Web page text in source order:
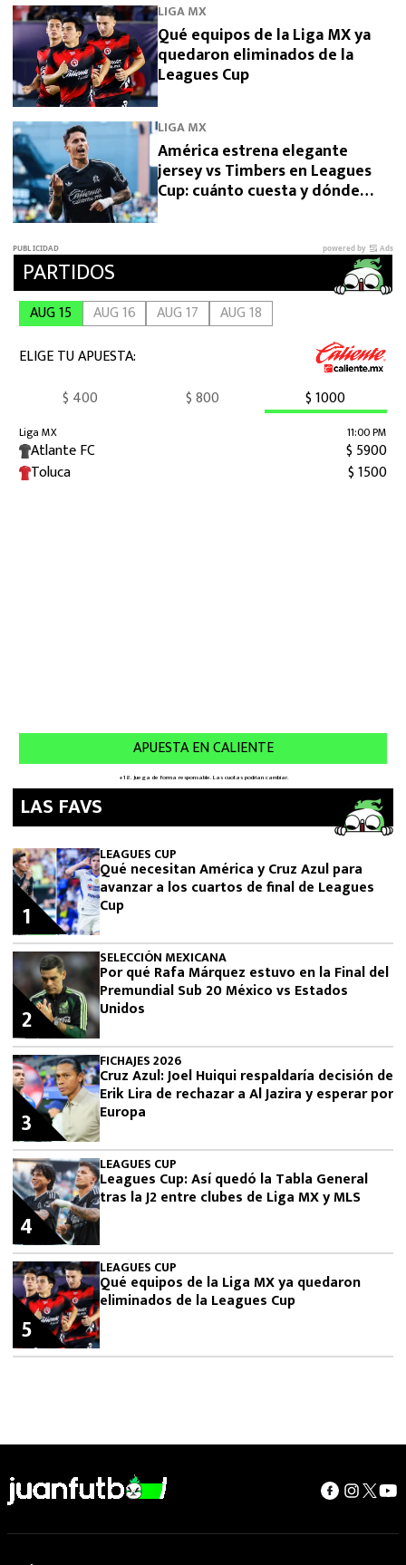
LIGA MX
Qué equipos de la Liga MX ya
quedaron eliminados de la
Leagues Cup
LIGA MX
América estrena elegante
jersey vs Timbers en Leagues
Cup: cuánto cuesta y dónde
LAS FAVS
LEAGUES CUP
Qué necesitan América y Cruz Azul para
avanzar a los cuartos de final de Leagues
Cup
1
SELECCIÓN MEXICANA
Por qué Rafa Márquez estuvo en la Final del
Premundial Sub 20 México vs Estados
Unidos
2
FICHAJES 2026
Cruz Azul: Joel Huiqui respaldaría decisión de
Erik Lira de rechazar a Al Jazira y esperar por
Europa
3
LEAGUES CUP
Leagues Cup: Así quedó la Tabla General
tras la J2 entre clubes de Liga MX y MLS
4
LEAGUES CUP
Qué equipos de la Liga MX ya quedaron
eliminados de la Leagues Cup
5